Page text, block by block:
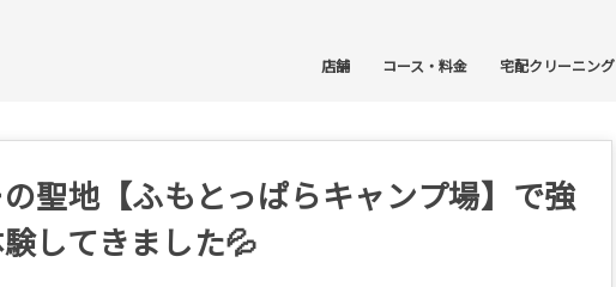
店舗 コース・料金 宅配クリーニング
聖地【ふもとっぱらキャンプ場】で強
してきました💦